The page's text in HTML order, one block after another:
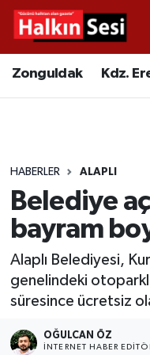
Zonguldak Kdz.
HABERLER ALAPLI
Belediye
bayram
Alaplı Belediyesi,
genelindeki
süresince ücretsiz
OĞULCAN ÖZ
İNTERNET HABER
Video
Çaycuma
Alaplı
Asayiş
Bartın
Karabük
Merkez Hava
Tüm Manşetler
Son Dakika
Haber Arşivi